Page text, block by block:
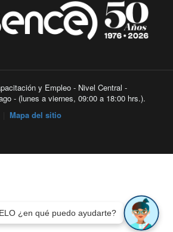
y Empleo - Nivel Central -
- (lunes a viernes, 09:00 a 18:00 hrs.).
Mapa del sitio
¿en qué puedo ayudarte?